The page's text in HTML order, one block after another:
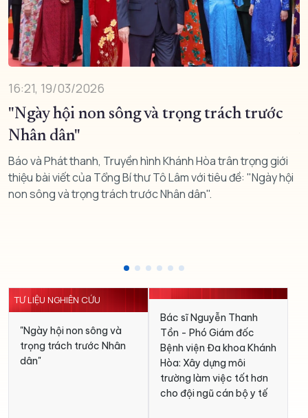
16:21, 19/03/2026
"Ngày hội non sông và trọng trách trước
Nhân dân"
Báo và Phát thanh, Truyền hình Khánh Hòa trân trọng giới
thiệu bài viết của Tổng Bí thư Tô Lâm với tiêu đề: "Ngày hội
non sông và trọng trách trước Nhân dân".
TƯ LIỆU NGHIÊN CỨU
"Ngày hội non sông và
trọng trách trước Nhân
dân"
Bài viết "Đẩy mạnh đối
ngoại toàn diện ở tầm
cao mới" của Tổng Bí thư
Tô Lâm
Bác sĩ Nguyễn Thanh
Tồn - Phó Giám đốc
Bệnh viện Đa khoa Khánh
Hòa: Xây dựng môi
trường làm việc tốt hơn
cho đội ngũ cán bộ y tế